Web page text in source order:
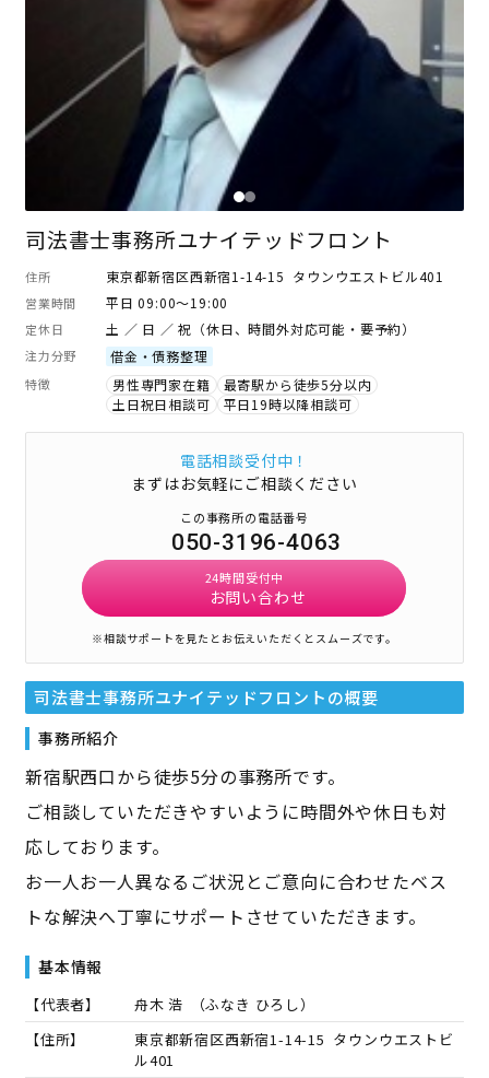
司法書士事務所ユナイテッドフロント
住所 東京都新宿区西新宿1-14-15 タウンウエストビル401
営業時間 平日 09:00～19:00
定休日 土 ／ 日 ／ 祝（休日、時間外対応可能・要予約）
注力分野 借金・債務整理
特徴 男性専門家在籍
最寄駅から徒歩5分以内
土日祝日相談可
平日19時以降相談可
電話相談受付中！
まずはお気軽にご相談ください
この事務所の電話番号
050-3196-4063
24時間受付中
お問い合わせ
※相談サポートを見たとお伝えいただくとスムーズです。
司法書士事務所ユナイテッドフロントの概要
事務所紹介
新宿駅西口から徒歩5分の事務所です。
ご相談していただきやすいように時間外や休日も対
応しております。
お一人お一人異なるご状況とご意向に合わせたベス
トな解決へ丁寧にサポートさせていただきます。
基本情報
【代表者】 舟木 浩 （ふなき ひろし）
【住所】
東京都新宿区西新宿1-14-15 タウンウエストビ
ル401